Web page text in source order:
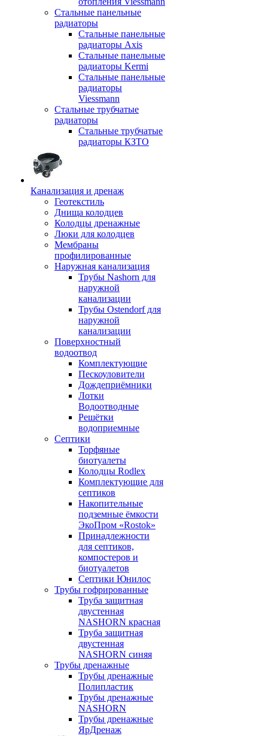
Стальные панельные
радиаторы
Стальные панельные
радиаторы Axis
Стальные панельные
радиаторы Kermi
Стальные панельные
радиаторы
Viessmann
Стальные трубчатые
радиаторы
Стальные трубчатые
радиаторы КЗТО
Канализация и дренаж
Геотекстиль
Днища колодцев
Колодцы дренажные
Люки для колодцев
Мембраны
профилированные
Наружная канализация
Трубы Nashorn для
наружной
канализации
Трубы Ostendorf для
наружной
канализации
Поверхностный
водоотвод
Комплектующие
Пескоуловители
Дождеприёмники
Лотки
Водоотводные
Решётки
водоприемные
Септики
Торфяные
биотуалеты
Колодцы Rodlex
Комплектующие для
септиков
Накопительные
подземные ёмкости
ЭкоПром «Rostok»
Принадлежности
для септиков,
компостеров и
биотуалетов
Септики Юнилос
Трубы гофрированные
Труба защитная
двустенная
NASHORN красная
Труба защитная
двустенная
NASHORN синяя
Трубы дренажные
Трубы дренажные
Полипластик
Трубы дренажные
NASHORN
Трубы дренажные
ЯрДренаж